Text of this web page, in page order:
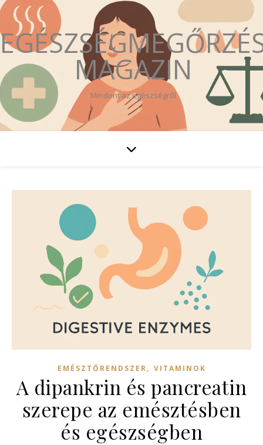
MAGAZIN
Mindent az egészségről
EMÉSZTŐRENDSZER, VITAMINOK
A dipankrin és pancreatin
szerepe az emésztésben
és egészségben